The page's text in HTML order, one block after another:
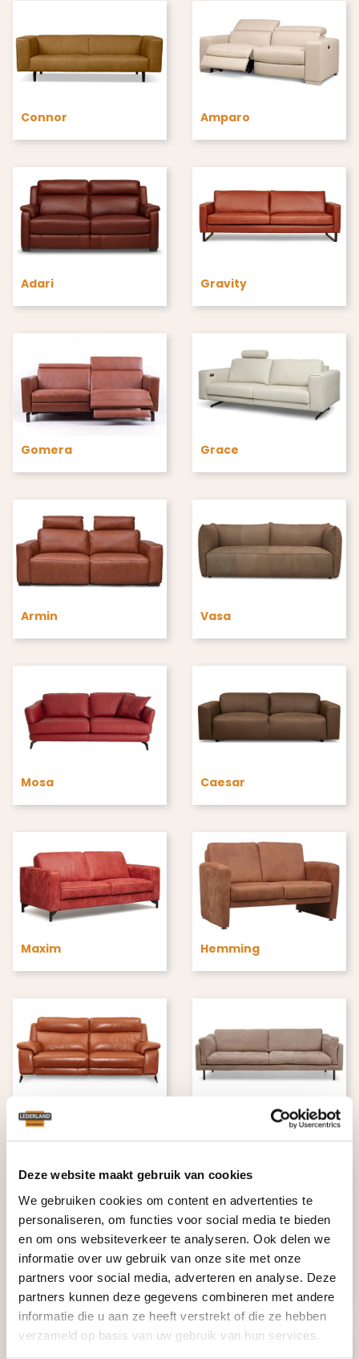
Deze website maakt gebruik van cookies
We gebruiken cookies om content en advertenties te
personaliseren, om functies voor social media te bieden
en om ons websiteverkeer te analyseren. Ook delen we
informatie over uw gebruik van onze site met onze
partners voor social media, adverteren en analyse. Deze
partners kunnen deze gegevens combineren met andere
informatie die u aan ze heeft verstrekt of die ze hebben
verzameld op basis van uw gebruik van hun services.
Connor Amparo
Adari Gravity
Gomera Grace
Armin Vasa
Mosa Caesar
Maxim Hemming
Armstrong
Capello Alicia BV